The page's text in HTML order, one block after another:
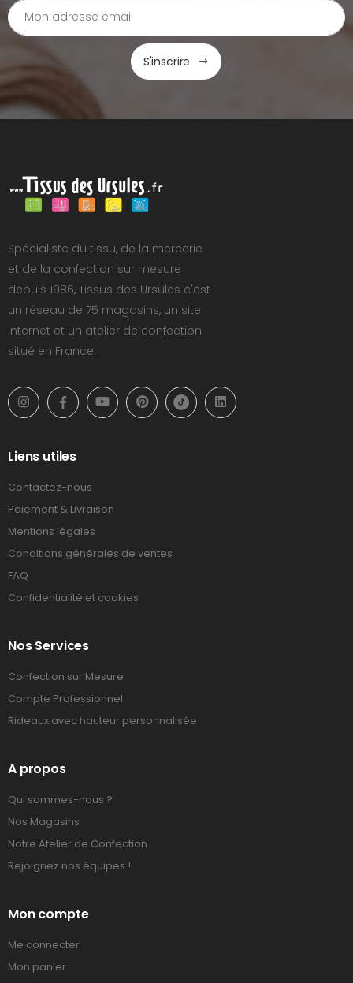
S'inscrire
Spécialiste du tissu, de la mercerie
et de la confection sur mesure
depuis 1986, Tissus des Ursules c'est
un réseau de 75 magasins, un site
Internet et un atelier de confection
situé en France.
Liens utiles
Contactez-nous
Paiement & Livraison
Mentions légales
Conditions générales de ventes
FAQ
Confidentialité et cookies
Nos Services
Confection sur Mesure
Compte Professionnel
Rideaux avec hauteur personnalisée
A propos
Qui sommes-nous ?
Nos Magasins
Notre Atelier de Confection
Rejoignez nos équipes !
Mon compte
Me connecter
Mon panier